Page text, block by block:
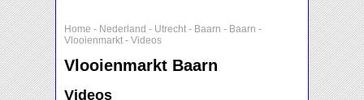
Home - Nederland - Utrecht - Baarn - Baarn -
Vlooienmarkt - Videos
Vlooienmarkt Baarn
Videos